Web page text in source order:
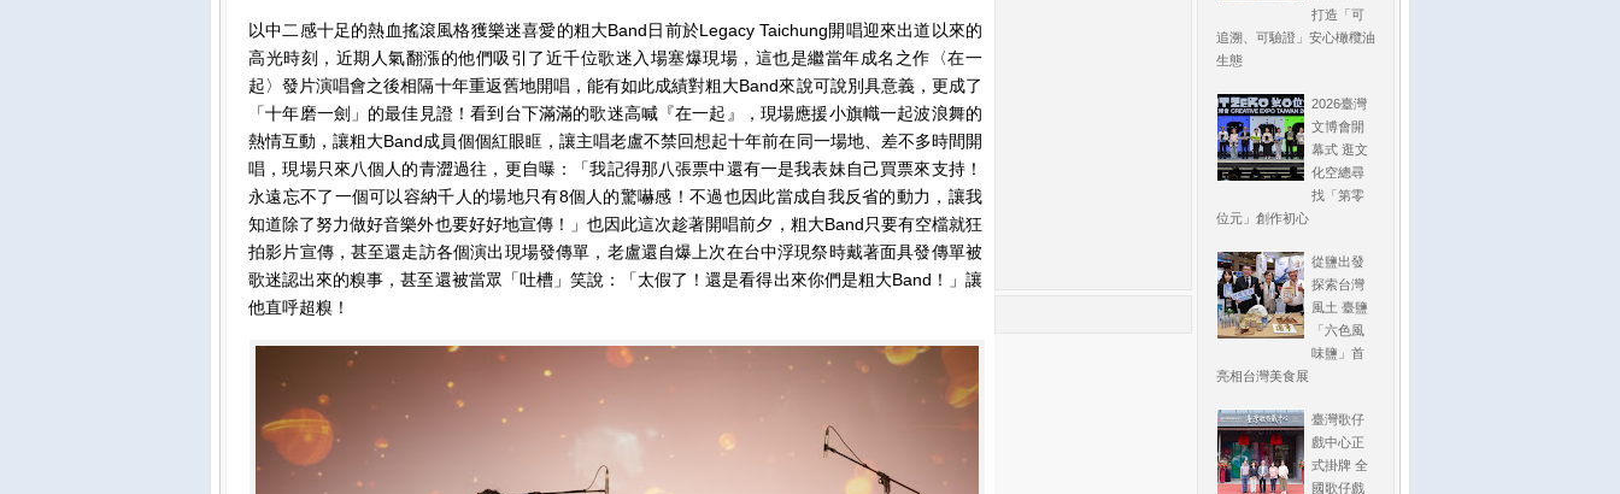
以中二感十足的熱血搖滾風格獲樂迷喜愛的粗大Band日前於Legacy Taichung開唱迎來出道以來的
高光時刻，近期人氣翻漲的他們吸引了近千位歌迷入場塞爆現場，這也是繼當年成名之作〈在一
起〉發片演唱會之後相隔十年重返舊地開唱，能有如此成績對粗大Band來說可說別具意義，更成了
「十年磨一劍」的最佳見證！看到台下滿滿的歌迷高喊『在一起』，現場應援小旗幟一起波浪舞的
熱情互動，讓粗大Band成員個個紅眼眶，讓主唱老盧不禁回想起十年前在同一場地、差不多時間開
唱，現場只來八個人的青澀過往，更自曝：「我記得那八張票中還有一是我表妹自己買票來支持！
永遠忘不了一個可以容納千人的場地只有8個人的驚嚇感！不過也因此當成自我反省的動力，讓我
知道除了努力做好音樂外也要好好地宣傳！」也因此這次趁著開唱前夕，粗大Band只要有空檔就狂
拍影片宣傳，甚至還走訪各個演出現場發傳單，老盧還自爆上次在台中浮現祭時戴著面具發傳單被
歌迷認出來的糗事，甚至還被當眾「吐槽」笑說：「太假了！還是看得出來你們是粗大Band！」讓
他直呼超糗！
打造「可
追溯、可驗證」安心橄欖油
生態
2026臺灣
文博會開
幕式 逛文
化空總尋
找「第零
位元」創作初心
從鹽出發
探索台灣
風土 臺鹽
「六色風
味鹽」首
亮相台灣美食展
臺灣歌仔
戲中心正
式掛牌 全
國歌仔戲